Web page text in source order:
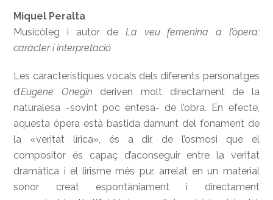
Miquel Peralta
Musicòleg i autor deLa veu femenina a l’òpera:
caràcter i interpretació
Les característiques vocals dels diferents personatges
d’Eugene Onegin deriven molt directament de la
naturalesa -sovint poc entesa- de l’obra. En efecte,
aquesta òpera està bastida damunt del fonament de
la «veritat lírica», és a dir, de l’osmosi que el
compositor és capaç d’aconseguir entre la veritat
dramàtica i el lirisme més pur, arrelat en un material
sonor creat espontàniament i directament